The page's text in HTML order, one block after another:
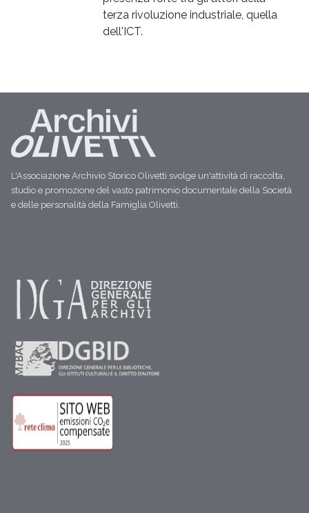
terza rivoluzione industriale, quella
dell'ICT.
L'Associazione Archivio Storico Olivetti svolge un'attività di raccolta,
studio e promozione del vasto patrimonio documentale della Società
e delle personalità della Famiglia Olivetti.